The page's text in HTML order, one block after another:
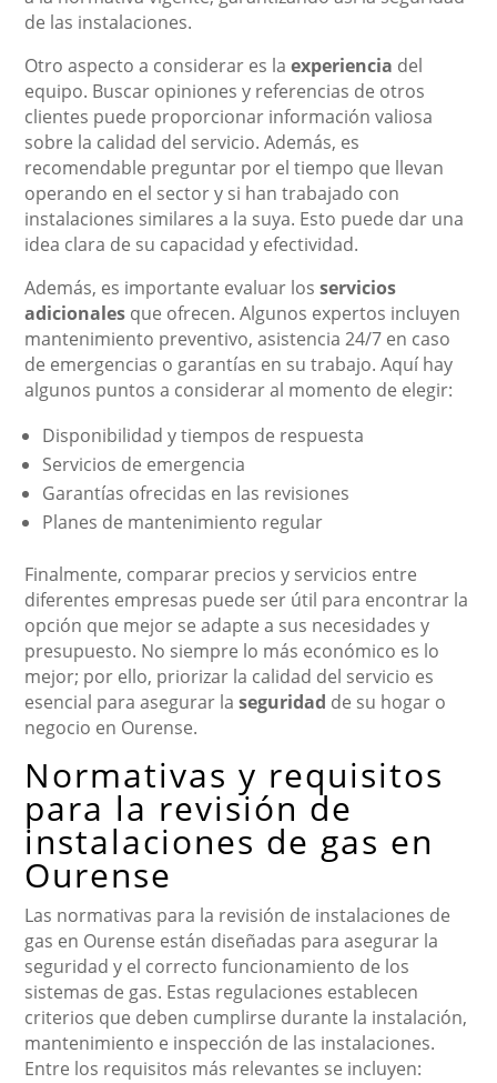
de las instalaciones.
Otro aspecto a considerar es laexperiencia del
equipo. Buscar opiniones y referencias de otros
clientes puede proporcionar información valiosa
sobre la calidad del servicio. Además, es
recomendable preguntar por el tiempo que llevan
operando en el sector y si han trabajado con
instalaciones similares a la suya. Esto puede dar una
idea clara de su capacidad y efectividad.
Además, es importante evaluar losservicios
adicionales que ofrecen. Algunos expertos incluyen
mantenimiento preventivo, asistencia 24/7 en caso
de emergencias o garantías en su trabajo. Aquí hay
algunos puntos a considerar al momento de elegir:
Disponibilidad y tiempos de respuesta
Servicios de emergencia
Garantías ofrecidas en las revisiones
Planes de mantenimiento regular
Finalmente, comparar precios y servicios entre
diferentes empresas puede ser útil para encontrar la
opción que mejor se adapte a sus necesidades y
presupuesto. No siempre lo más económico es lo
mejor; por ello, priorizar la calidad del servicio es
esencial para asegurar laseguridad de su hogar o
negocio en Ourense.
Normativas y requisitos
para la revisión de
instalaciones de gas en
Ourense
Las normativas para la revisión de instalaciones de
gas en Ourense están diseñadas para asegurar la
seguridad y el correcto funcionamiento de los
sistemas de gas. Estas regulaciones establecen
criterios que deben cumplirse durante la instalación,
mantenimiento e inspección de las instalaciones.
Entre los requisitos más relevantes se incluyen: